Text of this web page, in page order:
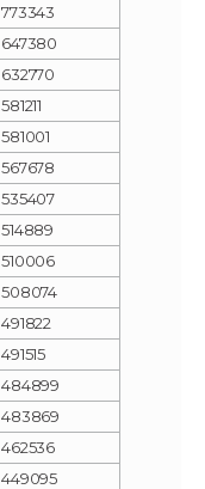
773343
647380
632770
581211
581001
567678
535407
514889
510006
508074
491822
491515
484899
483869
462536
449095